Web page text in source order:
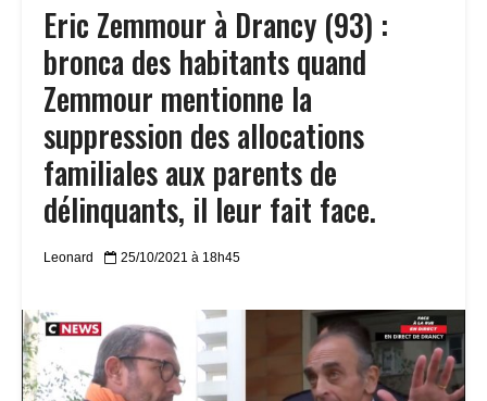
Eric Zemmour à Drancy (93) :
bronca des habitants quand
Zemmour mentionne la
suppression des allocations
familiales aux parents de
délinquants, il leur fait face.
Leonard 25/10/2021 à 18h45